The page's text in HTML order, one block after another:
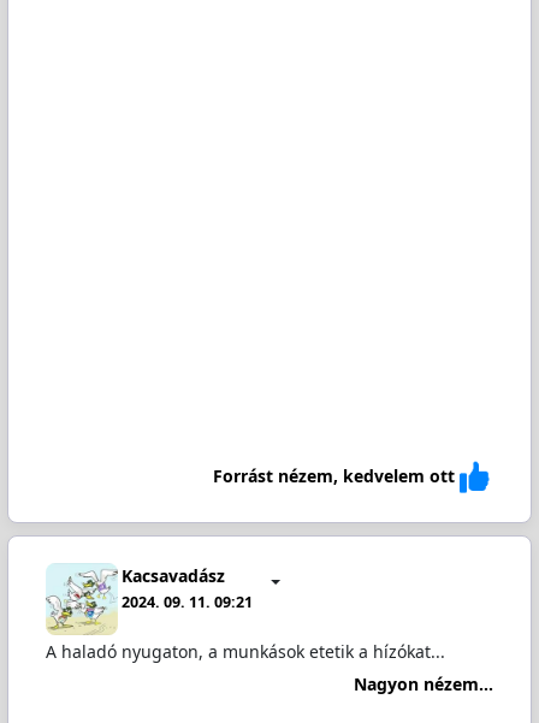
Forrást nézem, kedvelem ott
Kacsavadász
2024. 09. 11. 09:21
A haladó nyugaton, a munkások etetik a hízókat...
Nagyon nézem...